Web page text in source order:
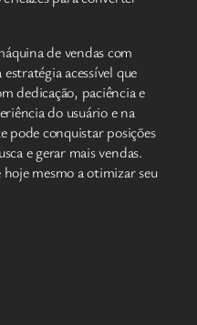
de vendas com
acessível que
dedicação, paciência e
do usuário e na
pode conquistar posições
e gerar mais vendas.
hoje mesmo a otimizar seu